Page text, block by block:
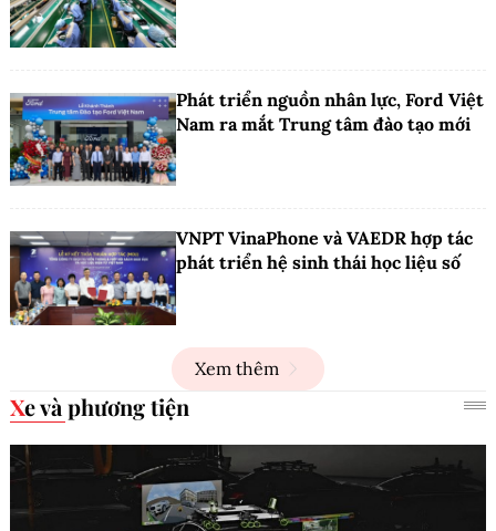
Phát triển nguồn nhân lực, Ford Việt
Nam ra mắt Trung tâm đào tạo mới
VNPT VinaPhone và VAEDR hợp tác
phát triển hệ sinh thái học liệu số
Xem thêm
Xe và phương tiện